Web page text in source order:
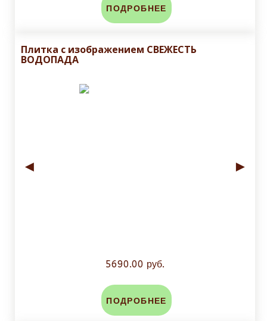
ПОДРОБНЕЕ
Плитка с изображением СВЕЖЕСТЬ
ВОДОПАДА
◄ ►
5690.00 руб.
ПОДРОБНЕЕ